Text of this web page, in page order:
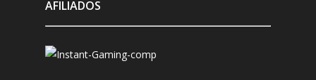
AFILIADOS